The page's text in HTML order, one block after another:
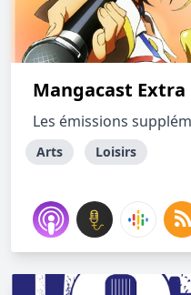
Mangacast Extra
Les émissions
Arts Loisirs